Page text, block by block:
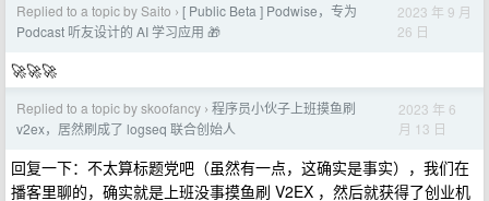
Replied to a topic by Saito › [ Public Beta ] Podwise，专为
Podcast 听友设计的 AI 学习应用 🎁
2023 年 9 月
26 日
🚀🚀🚀
Replied to a topic by skoofancy › 程序员小伙子上班摸鱼刷
v2ex，居然刷成了 logseq 联合创始人
2023 年 6
月 13 日
回复一下：不太算标题党吧（虽然有一点，这确实是事实），我们在
播客里聊的，确实就是上班没事摸鱼刷 V2EX ，然后就获得了创业机